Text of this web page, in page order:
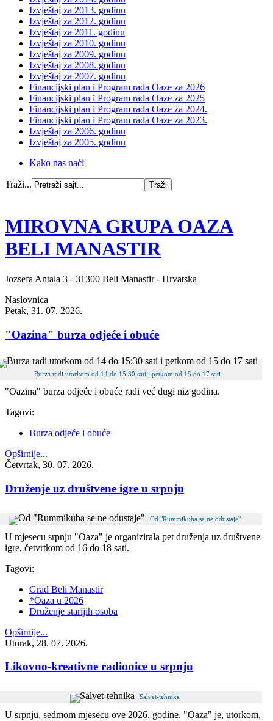
Izvještaj za 2013. godinu
Izvještaj za 2012. godinu
Izvještaj za 2011. godinu
Izvještaj za 2010. godinu
Izvještaj za 2009. godinu
Izvještaj za 2008. godinu
Izvještaj za 2007. godinu
Financijski plan i Program rada Oaze za 2026
Financijski plan i Program rada Oaze za 2025
Financijski plan i Program rada Oaze za 2024.
Financijski plan i Program rada Oaze za 2023.
Izvještaj za 2006. godinu
Izvještaj za 2005. godinu
Kako nas naći
Traži...
MIROVNA GRUPA OAZA
BELI MANASTIR
Jozsefa Antala 3 - 31300 Beli Manastir - Hrvatska
Naslovnica
Petak, 31. 07. 2026.
"Oazina" burza odjeće i obuće
Burza radi utorkom od 14 do 15:30 sati i petkom od 15 do 17 sati
"Oazina" burza odjeće i obuće radi već dugi niz godina.
Tagovi:
Burza odjeće i obuće
Opširnije...
Četvrtak, 30. 07. 2026.
Druženje uz društvene igre u srpnju
Od "Rummikuba se ne odustaje"
U mjesecu srpnju "Oaza" je organizirala pet druženja uz društvene
igre, četvrtkom od 16 do 18 sati.
Tagovi:
Grad Beli Manastir
*Oaza u 2026
Druženje starijih osoba
Opširnije...
Utorak, 28. 07. 2026.
Likovno-kreativne radionice u srpnju
Salvet-tehnika
U srpnju, sedmom mjesecu ove 2026. godine, "Oaza" je, utorkom,